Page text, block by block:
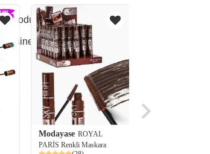
Modayase ROYAL
PARİS Renkli Maskara